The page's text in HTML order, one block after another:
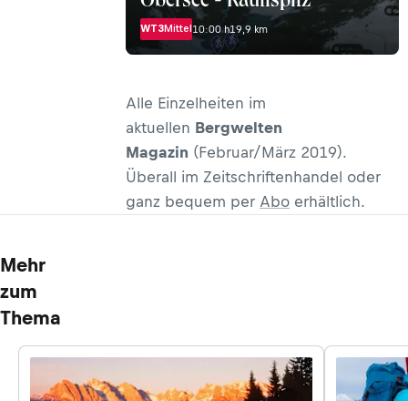
WT3Mittel10:00 h19,9 km
Alle Einzelheiten im
aktuellen Bergwelten
Magazin (Februar/März 2019).
Überall im Zeitschriftenhandel oder
ganz bequem per Abo erhältlich.
Mehr
zum
Thema